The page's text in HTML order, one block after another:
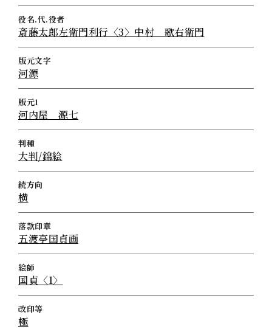
役名.代.役者
斎藤太郎左衛門利行〈3〉中村 歌右衛門
版元文字
河源
版元1
河内屋 源七
判種
大判/錦絵
続方向
横
落款印章
五渡亭国貞画
絵師
国貞〈1〉
改印等
極